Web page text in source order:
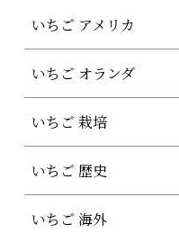
いちご アメリカ
いちご オランダ
いちご 栽培
いちご 歴史
いちご 海外